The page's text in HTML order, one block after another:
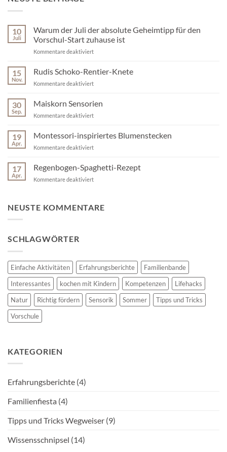
10
Juli
Warum der Juli der absolute Geheimtipp für den
Vorschul-Start zuhause ist
Kommentare deaktiviertfür
der
Juli
der
Geheimtipp
den
Start
zuhause
15
Nov.
Rudis Schoko-Rentier-Knete
Kommentare deaktiviertfür
Schoko-
Rentier-
Knete
30
Sep.
Maiskorn Sensorien
Kommentare deaktiviertfür
Sensorien
19
Apr.
Montessori-inspiriertes Blumenstecken
Kommentare deaktiviertfür
inspiriertes
Blumenstecken
17
Apr.
Regenbogen-Spaghetti-Rezept
Kommentare deaktiviertfür
Rezept
NEUSTE KOMMENTARE
SCHLAGWÖRTER
Einfache Aktivitäten Erfahrungsberichte
Familienbande
Interessantes
kochen mit Kindern Kompetenzen
Lifehacks
Natur
Richtig fördern Sensorik Sommer
Tipps und Tricks
Vorschule
KATEGORIEN
Erfahrungsberichte (4)
Familienfiesta (4)
Tipps und Tricks Wegweiser (9)
Wissensschnipsel (14)